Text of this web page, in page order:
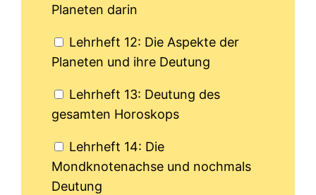
Planeten darin
Lehrheft 12: Die Aspekte der
Planeten und ihre Deutung
Lehrheft 13: Deutung des
gesamten Horoskops
Lehrheft 14: Die
Mondknotenachse und nochmals
Deutung